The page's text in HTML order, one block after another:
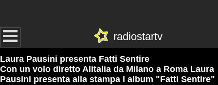
radiostartv
Laura Pausini presenta Fatti Sentire
Con un volo diretto Alitalia da Milano a Roma Laura
Pausini presenta alla stampa l album "Fatti Sentire"